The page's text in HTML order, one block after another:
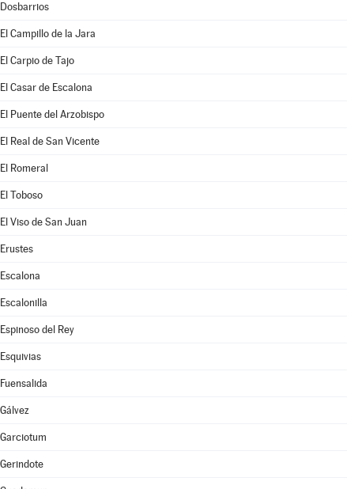
Dosbarrios
El Campillo de la Jara
El Carpio de Tajo
El Casar de Escalona
El Puente del Arzobispo
El Real de San Vicente
El Romeral
El Toboso
El Viso de San Juan
Erustes
Escalona
Escalonilla
Espinoso del Rey
Esquivias
Fuensalida
Gálvez
Garciotum
Gerindote